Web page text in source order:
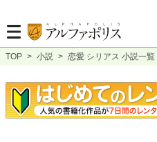
TOP > 小説 > 恋愛 シリアス 小説一覧